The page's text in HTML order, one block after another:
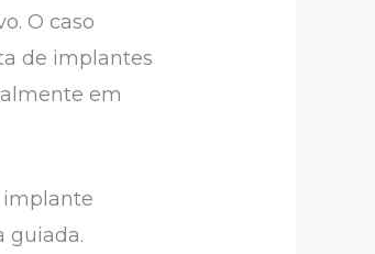
O caso
de implantes
em
implante
guiada.